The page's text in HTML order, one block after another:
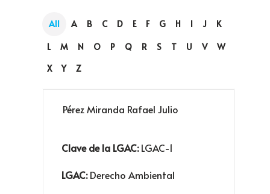
All A B C D E F G H I J
K
L
M N O P Q R S T U V
W
X
Y Z
Pérez Miranda Rafael Julio
Clave de la LGAC:LGAC-1
LGAC:Derecho Ambiental